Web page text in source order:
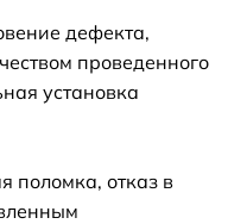
дефекта,
проведенного
установка
поломка, отказ в